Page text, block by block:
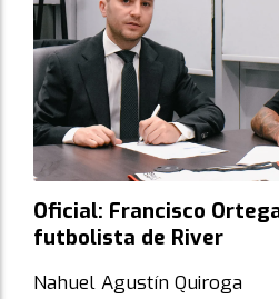
Oficial: Francisco
futbolista de River
Nahuel Agustín Quiroga